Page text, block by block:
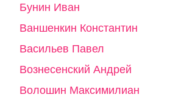
Бунин Иван
Ваншенкин Константин
Васильев Павел
Вознесенский Андрей
Волошин Максимилиан